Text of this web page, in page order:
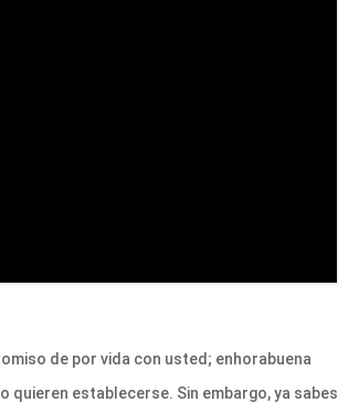
de por vida con usted; enhorabuena
quieren establecerse. Sin embargo, ya sabes